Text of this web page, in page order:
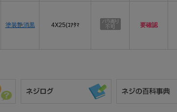
塗装艶消黒 4X25(ｺｱﾀﾏ 要確認